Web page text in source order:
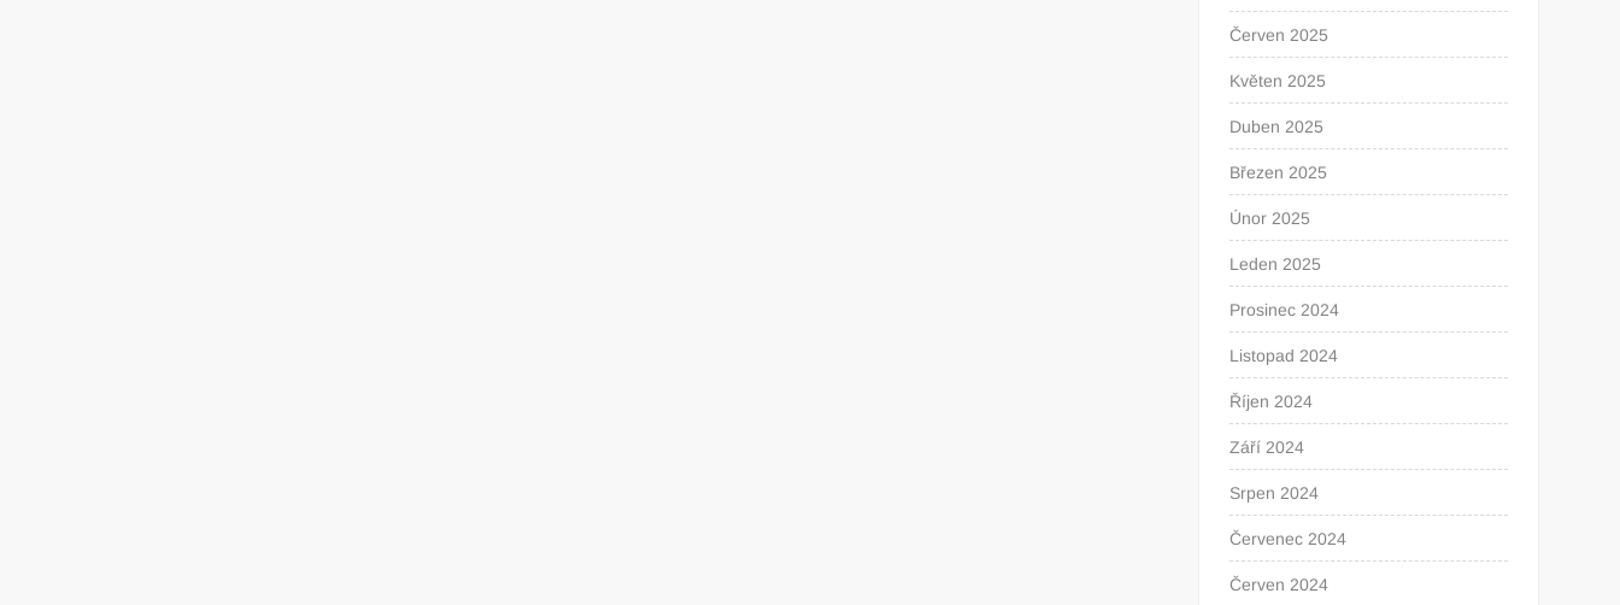
Červen 2025
Květen 2025
Duben 2025
Březen 2025
Únor 2025
Leden 2025
Prosinec 2024
Listopad 2024
Říjen 2024
Září 2024
Srpen 2024
Červenec 2024
Červen 2024